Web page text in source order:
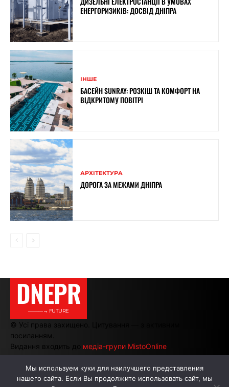
ЕНЕРГОРИЗИКІВ: ДОСВІД ДНІПРА
ІНШЕ
БАСЕЙН SUNRAY: РОЗКІШ ТА КОМФОРТ НА
ВІДКРИТОМУ ПОВІТРІ
АРХІТЕКТУРА
ДОРОГА ЗА МЕЖАМИ ДНІПРА
DNEPR
———→ FUTURE
© Усі права захищено. Цитування — з активним
посиланням.
Видання входить до медіа-групи MistoOnline
АВТОРИ РЕКЛАМА НА САЙТІ
Мы используем куки для наилучшего представления
нашего сайта. Если Вы продолжите использовать сайт, мы